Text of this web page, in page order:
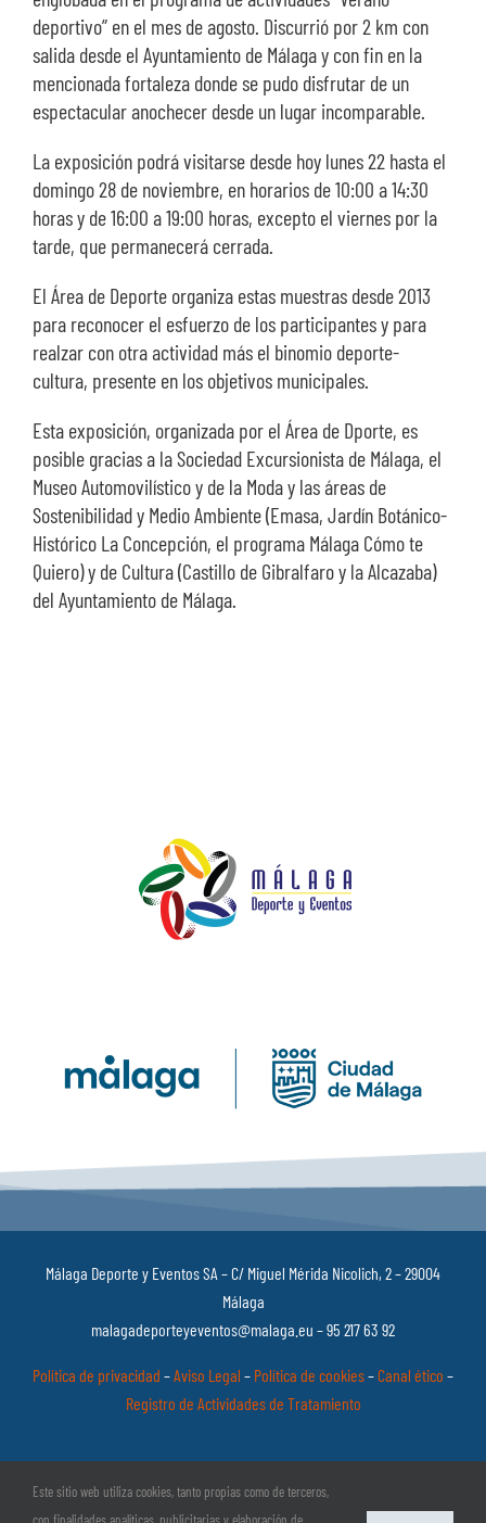
deportivo” en el mes de agosto. Discurrió por 2 km con
salida desde el Ayuntamiento de Málaga y con fin en la
mencionada fortaleza donde se pudo disfrutar de un
espectacular anochecer desde un lugar incomparable.
La exposición podrá visitarse desde hoy lunes 22 hasta el
domingo 28 de noviembre, en horarios de 10:00 a 14:30
horas y de 16:00 a 19:00 horas, excepto el viernes por la
tarde, que permanecerá cerrada.
El Área de Deporte organiza estas muestras desde 2013
para reconocer el esfuerzo de los participantes y para
realzar con otra actividad más el binomio deporte-
cultura, presente en los objetivos municipales.
Esta exposición, organizada por el Área de Dporte, es
posible gracias a la Sociedad Excursionista de Málaga, el
Museo Automovilístico y de la Moda y las áreas de
Sostenibilidad y Medio Ambiente (Emasa, Jardín Botánico-
Histórico La Concepción, el programa Málaga Cómo te
Quiero) y de Cultura (Castillo de Gibralfaro y la Alcazaba)
del Ayuntamiento de Málaga.
Málaga Deporte y Eventos SA – C/ Miguel Mérida Nicolich, 2 – 29004
Málaga
malagadeporteyeventos@malaga.eu – 95 217 63 92
Política de privacidad –Aviso Legal – Política de cookies–Canal ético –
Registro de Actividades de Tratamiento
Este sitio web utiliza cookies, tanto propias como de terceros,